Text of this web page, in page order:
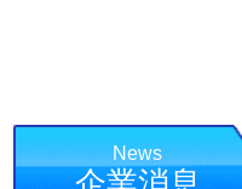
News